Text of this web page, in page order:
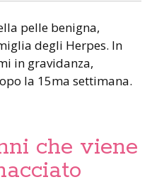
pelle benigna,
degli Herpes. In
in gravidanza,
la 15ma settimana.
che viene